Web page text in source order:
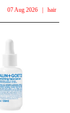
07 Aug 2026 | hair